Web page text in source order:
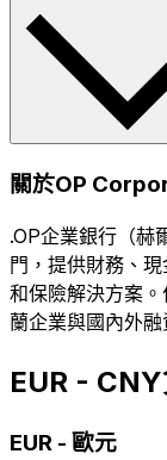
關於OP
.OP企業銀行（赫
門，提供財務、
和保險解決方案
蘭企業與國內外
EUR -
EUR - 歐元